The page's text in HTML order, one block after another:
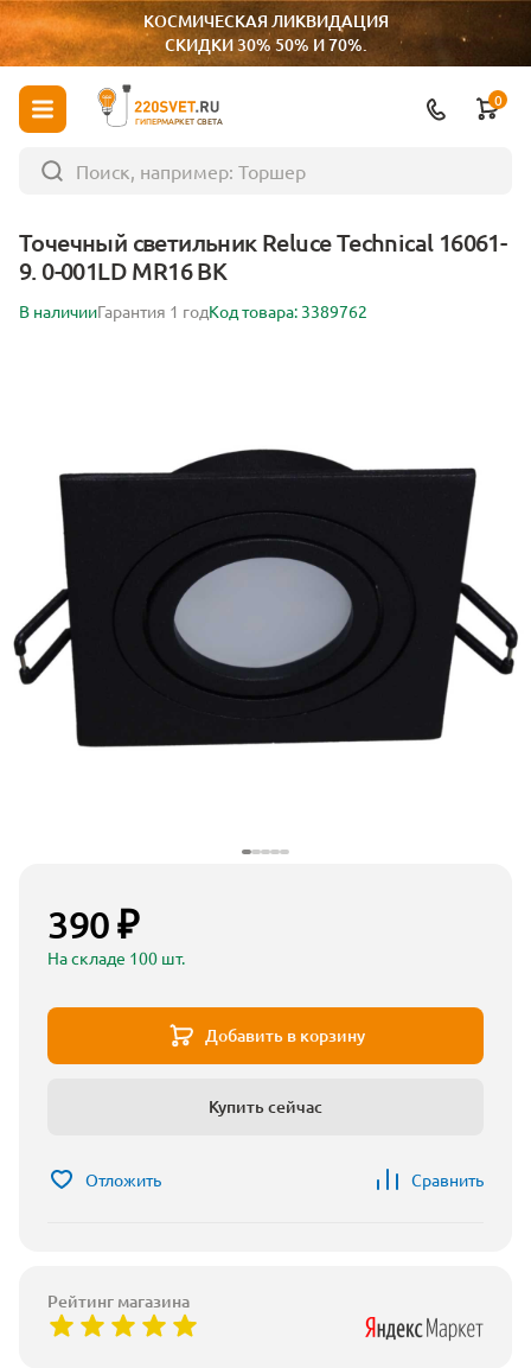
КОСМИЧЕСКАЯ ЛИКВИДАЦИЯ
СКИДКИ 30% 50% И 70%.
ГИПЕРМАРКЕТ СВЕТА
0
Точечный светильник Reluce Technical 16061-
9. 0-001LD MR16 BK
В наличииГарантия 1 годКод товара: 3389762
390 ₽
На складе 100 шт.
Добавить в корзину
Купить сейчас
Отложить Сравнить
Рейтинг магазина